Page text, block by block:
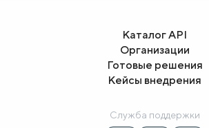
Каталог API
Организации
Готовые решения
Кейсы внедрения
Служба поддержки